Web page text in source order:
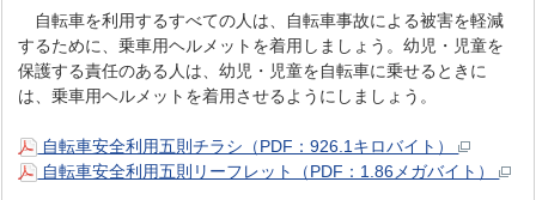
自転車を利用するすべての人は、自転車事故による被害を軽減
するために、乗車用ヘルメットを着用しましょう。幼児・児童を
保護する責任のある人は、幼児・児童を自転車に乗せるときに
は、乗車用ヘルメットを着用させるようにしましょう。
自転車安全利用五則チラシ（PDF：926.1キロバイト）
自転車安全利用五則リーフレット（PDF：1.86メガバイト）